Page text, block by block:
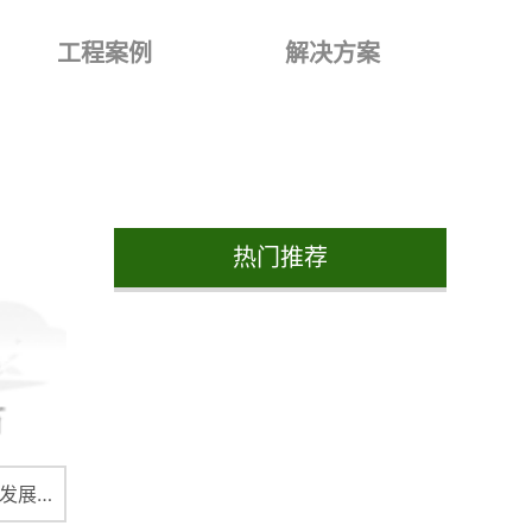
工程案例 解决方案
绿色建材是一种环保和可持续发展的建材材料。它们有许多优点，比如更可靠、更安全、更省能源和环保。以下将介绍绿色建材有哪些。无毒性建材无毒性建材是一种环保的建材材料。
热门推荐